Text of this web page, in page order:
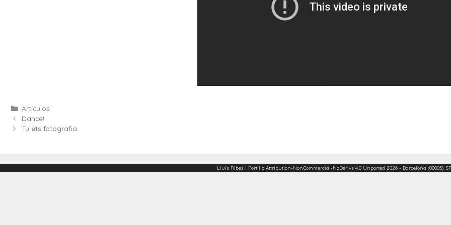
Categories
Artículos
Dance!
Tu ets fotografia
Lluís Ribes i Portillo Attribution-NonCommercial-NoDerivs 4.0 Unported 2026 - Barcelona (08005),